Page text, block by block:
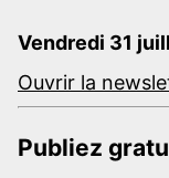
Vendredi 31
Ouvrir la
Publiez